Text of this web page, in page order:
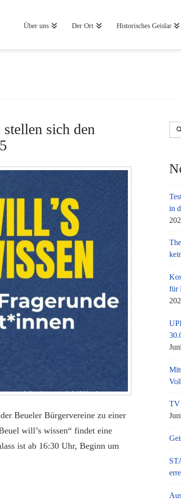
Über uns Der Ort Historisches Geislar
sich den
Beueler Bürgervereine zu einer
will’s wissen“ findet eine
ist ab 16:30 Uhr, Beginn um
in
für
TV